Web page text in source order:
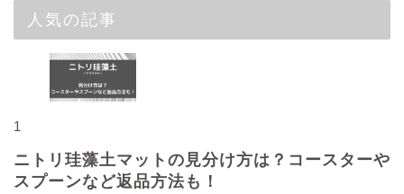
人気の記事
1
ニトリ珪藻土マットの見分け方は？コースターや
スプーンなど返品方法も！